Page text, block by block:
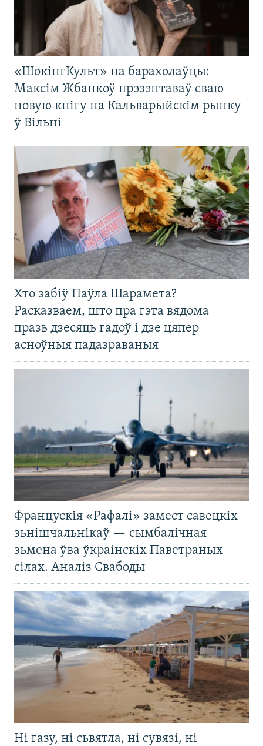
«ШокінгКульт» на барахолаўцы:
Максім Жбанкоў прэзэнтаваў сваю
новую кнігу на Кальварыйскім рынку
ў Вільні
Хто забіў Паўла Шарамета?
Расказваем, што пра гэта вядома
празь дзесяць гадоў і дзе цяпер
асноўныя падазраваныя
Францускія «Рафалі» замест савецкіх
зьнішчальнікаў — сымбалічная
зьмена ўва ўкраінскіх Паветраных
сілах. Аналіз Свабоды
Ні газу, ні сьвятла, ні сувязі, ні